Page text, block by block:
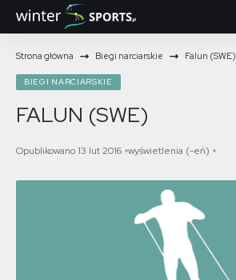
Strona główna Biegi narciarskie Falun (SWE)
BIEGI NARCIARSKIE
FALUN (SWE)
Opublikowano 13 lut 2016 wyświetlenia (-eń)